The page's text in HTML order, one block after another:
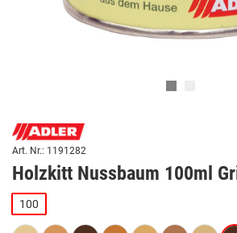
Art. Nr.: 1191282
Holzkitt Nussbaum 100ml
100